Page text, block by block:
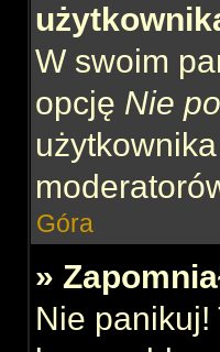
W swoim
opcję Nie
Góra
»
Nie panikuj!